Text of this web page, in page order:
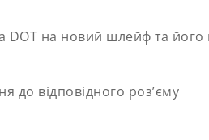
DOT на новий шлейф та
до відповідного роз’єму